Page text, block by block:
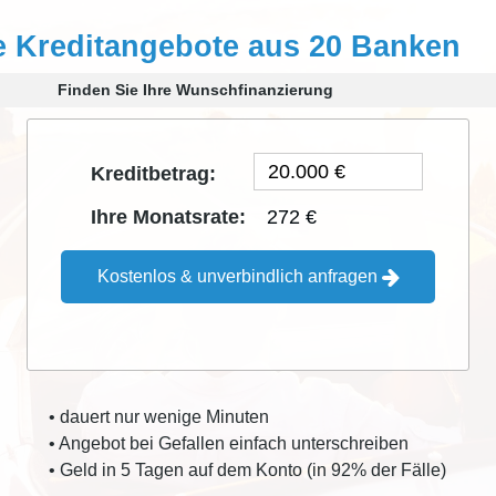
Kreditangebote aus 20 Banken
Finden Sie Ihre Wunschfinanzierung
Kreditbetrag:
Ihre Monatsrate:
272 €
Kostenlos & unverbindlich anfragen
• dauert nur wenige Minuten
• Angebot bei Gefallen einfach unterschreiben
• Geld in 5 Tagen auf dem Konto (in 92% der Fälle)